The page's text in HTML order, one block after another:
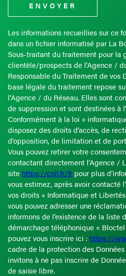
ENVOYER
Les informations recueillies sur ce
dans un fichier informatisé par La
Sous-traitant du traitement pour la
clientèle/prospects de l'Agence /
Responsable du Traitement de vos
base légale du traitement repose
l'Agence / du Réseau. Elles sont
de suppression et sont destinées à
Conformément à la loi «
disposez des droits d’accès, de
d’opposition, de limitation et de
Vous pouvez retirer votre
contactant directement l’Agence /
site https://cnil.fr/fr pour plus
vous estimez, après avoir contacté
vos droits « Informatique et
vous pouvez adresser une
informons de l’existence de la liste
démarchage téléphonique «
pouvez vous inscrire ici : https://
cadre de la protection des
invitons à ne pas inscrire de
de saisie libre.